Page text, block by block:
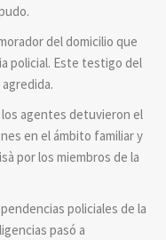
del domicilio que
policial. Este testigo del
los agentes detuvieron el
en el ámbito familiar y
por los miembros de la
policiales de la
pasó a